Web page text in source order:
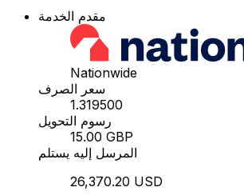
مقدم الخدمة
Nationwide
سعر الصرف
1.319500
رسوم التحويل
15.00 GBP
المرسل إليه يستلم
26,370.20 USD